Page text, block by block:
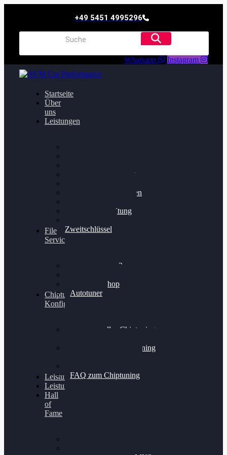
+49 5451 4995296
Whatsapp Instagram
Startseite
Über
uns
Leistungen
Getriebeoptimierung
Bremsscheiben planen
Felgenaufbereitung
Zweitschlüssel
File
Service
Alientech Kess3
Alientech Shop
Autotuner
Chiptuning
Konfigurator
Professionelles Chiptuning
Professionelles Chiptuning
FAQ zum Chiptuning
Leistungsmessung
Leistungsprüfstand
Hall
of
Fame